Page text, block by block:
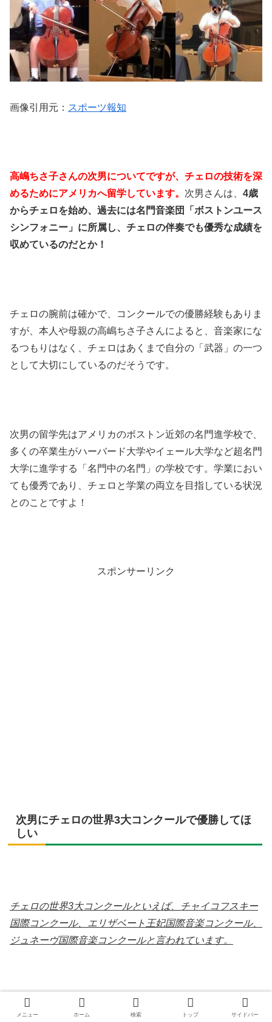
画像引用元： スポーツ報知
高嶋ちさ子さんの次男についてですが、チェロの技術を深
めるためにアメリカへ留学しています。 次男さんは、 4歳
からチェロを始め、過去には名門音楽団「ボストンユース
シンフォニー」に所属し、チェロの伴奏でも優秀な成績を
収めているのだとか！
チェロの腕前は確かで、コンクールでの優勝経験もありま
すが、本人や母親の高嶋ちさ子さんによると、音楽家にな
るつもりはなく、チェロはあくまで自分の「武器」の一つ
として大切にしているのだそうです。
次男の留学先はアメリカのボストン近郊の名門進学校で、
多くの卒業生がハーバード大学やイェール大学など超名門
大学に進学する「名門中の名門」の学校です。学業におい
ても優秀であり、チェロと学業の両立を目指している状況
とのことですよ！
スポンサーリンク
次男にチェロの世界3大コンクールで優勝してほ
しい
チェロの世界3大コンクールといえば、チャイコフスキー
国際コンクール、エリザベート王妃国際音楽コンクール、
ジュネーヴ国際音楽コンクールと言われています。
高嶋さんは次男さんのチェロの才能を認めてはいますが、
メニュー ホーム 検索 トップ サイドバー